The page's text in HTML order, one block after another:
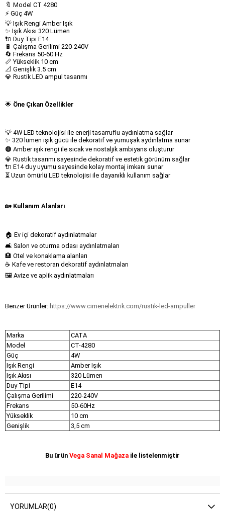
🔖 Model CT 4280
⚡ Güç 4W
💡 Işık Rengi Amber Işık
✨ Işık Akısı 320 Lümen
🔌 Duy Tipi E14
🔋 Çalışma Gerilimi 220-240V
🔄 Frekans 50-60 Hz
📏 Yükseklik 10 cm
📐 Genişlik 3.5 cm
💎 Rustik LED ampul tasarımı
🌟 Öne Çıkan Özellikler
💡 4W LED teknolojisi ile enerji tasarruflu aydınlatma sağlar
✨ 320 lümen ışık gücü ile dekoratif ve yumuşak aydınlatma sunar
🟠 Amber ışık rengi ile sıcak ve nostaljik ambiyans oluşturur
💎 Rustik tasarımı sayesinde dekoratif ve estetik görünüm sağlar
🔌 E14 duy uyumu sayesinde kolay montaj imkanı sunar
⏳ Uzun ömürlü LED teknolojisi ile dayanıklı kullanım sağlar
🏡 Kullanım Alanları
🏠 Ev içi dekoratif aydınlatmalar
🛋 Salon ve oturma odası aydınlatmaları
🏨 Otel ve konaklama alanları
☕ Kafe ve restoran dekoratif aydınlatmaları
🖼 Avize ve aplik aydınlatmaları
Benzer Ürünler: https://www.cimenelektrik.com/rustik-led-ampuller
Marka
CATA
Model
CT-4280
Güç
4W
Işık Rengi
Amber Işık
Işık Akısı
320 Lümen
Duy Tipi
E14
Çalışma Gerilimi
220-240V
Frekans
50-60Hz
Yükseklik
10 cm
Genişlik
3,5 cm
Bu ürün Vega Sanal Mağaza ile listelenmiştir
YORUMLAR(0)